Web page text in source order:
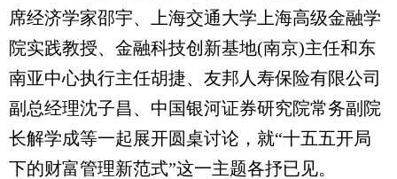
席经济学家邵宇、上海交通大学上海高级金融学
院实践教授、金融科技创新基地(南京)主任和东
南亚中心执行主任胡捷、友邦人寿保险有限公司
副总经理沈子昌、中国银河证券研究院常务副院
长解学成等一起展开圆桌讨论，就“十五五开局
下的财富管理新范式”这一主题各抒已见。